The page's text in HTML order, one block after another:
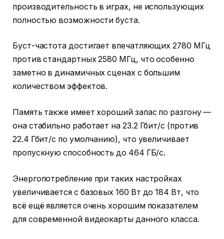
производительность в играх, не использующих
полностью возможности буста.
Буст-частота достигает впечатляющих 2780 МГц
против стандартных 2580 МГц, что особенно
заметно в динамичных сценах с большим
количеством эффектов.
Память также имеет хороший запас по разгону —
она стабильно работает на 23.2 Гбит/с (против
22.4 Гбит/с по умолчанию), что увеличивает
пропускную способность до 464 ГБ/с.
Энергопотребление при таких настройках
увеличивается с базовых 160 Вт до 184 Вт, что
всё ещё является очень хорошим показателем
для современной видеокарты данного класса.